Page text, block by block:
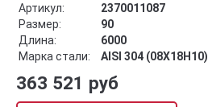
Артикул:
2370011087
Размер:
90
Длина:
6000
Марка стали:
AISI 304 (08Х18Н10)
363 521 руб